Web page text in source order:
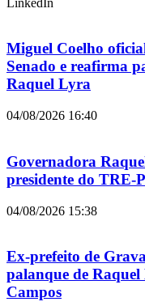
Miguel Coelho
Senado e reafirma
Raquel Lyra
04/08/2026 16:40
Governadora
presidente do TRE-
04/08/2026 15:38
Ex-prefeito de
palanque de
Campos